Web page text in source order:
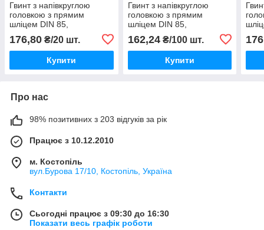
Гвинт з напівкруглою
головкою з прямим
шліцем DIN 85,
нержавіюча сталь А2, 5 X
70
176,80 ₴/20 шт.
Купити
Гвинт з напівкруглою
головкою з прямим
шліцем DIN 85,
нержавіюча сталь А2, 4 X
10
162,24₴/100 шт.
Купити
12
Про нас
98% позитивних з 203 відгуків за рік
Працює з 10.12.2010
м. Костопіль
вул.Бурова 17/10, Костопіль, Україна
Контакти
Сьогодні працює з 09:30 до 16:30
Показати весь графік роботи